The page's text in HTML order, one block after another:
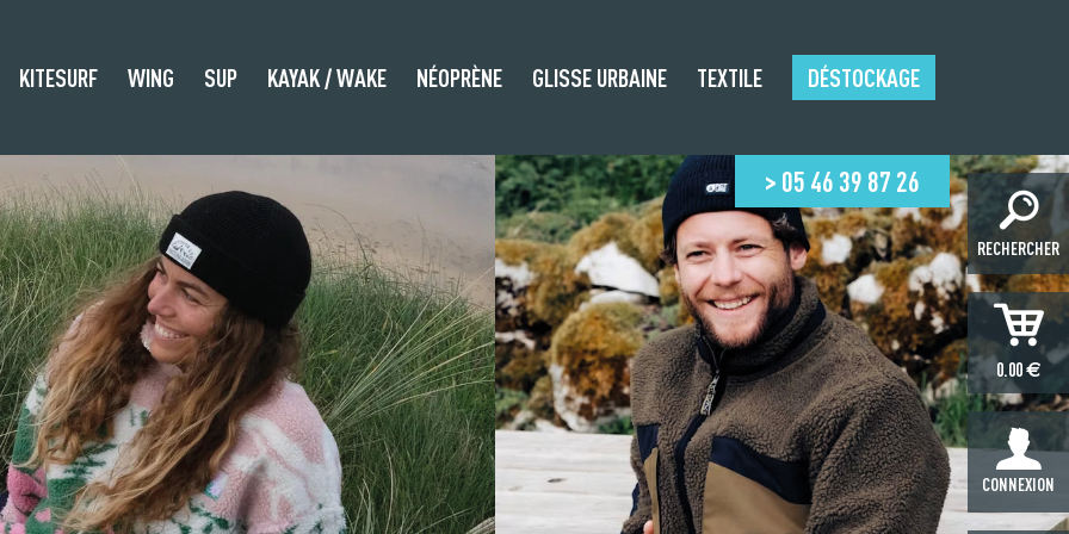
> 05 46 39 87 26
KITESURF WING SUP KAYAK / WAKE NÉOPRÈNE GLISSE URBAINE TEXTILE DÉSTOCKAGE
RECHERCHER
0.00€
CONNEXION